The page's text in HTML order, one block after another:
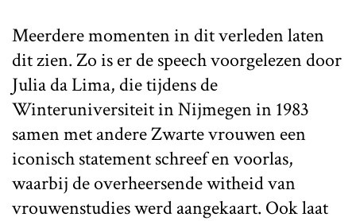
Meerdere momenten in dit verleden laten
dit zien. Zo is er de speech voorgelezen door
Julia da Lima, die tijdens de
Winteruniversiteit in Nijmegen in 1983
samen met andere Zwarte vrouwen een
iconisch statement schreef en voorlas,
waarbij de overheersende witheid van
vrouwenstudies werd aangekaart. Ook laat